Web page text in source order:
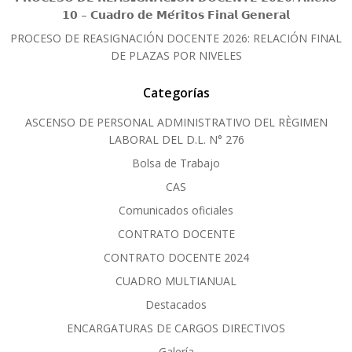
𝟭𝟬 – 𝗖𝘂𝗮𝗱𝗿𝗼 𝗱𝗲 𝗠𝗲́𝗿𝗶𝘁𝗼𝘀 𝗙𝗶𝗻𝗮𝗹 𝗚𝗲𝗻𝗲𝗿𝗮𝗹
PROCESO DE REASIGNACIÓN DOCENTE 2026: RELACIÓN FINAL
DE PLAZAS POR NIVELES
Categorías
ASCENSO DE PERSONAL ADMINISTRATIVO DEL RÈGIMEN
LABORAL DEL D.L. N° 276
Bolsa de Trabajo
CAS
Comunicados oficiales
CONTRATO DOCENTE
CONTRATO DOCENTE 2024
CUADRO MULTIANUAL
Destacados
ENCARGATURAS DE CARGOS DIRECTIVOS